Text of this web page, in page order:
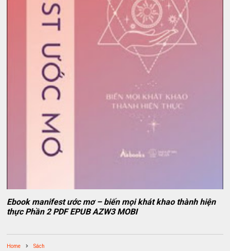
Ebook manifest ước mơ – biến mọi khát khao thành hiện
thực Phần 2 PDF EPUB AZW3 MOBI
Home Sách